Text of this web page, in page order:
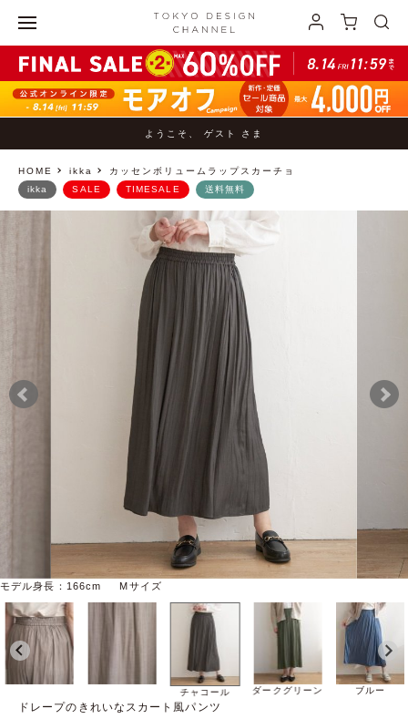
ようこそ、 ゲスト さま
HOME ikka カッセンボリュームラップスカーチョ
モデル身長：166cm Mサイズ
チャコール ダークグリーン ブルー
ikka SALE TIMESALE 送料無料
ドレープのきれいなスカート風パンツ